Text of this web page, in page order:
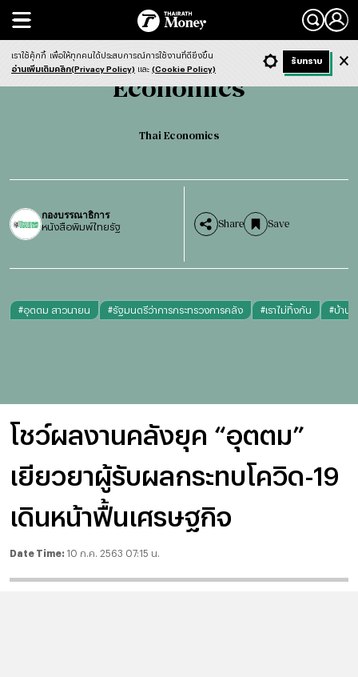
Search
Economics Thai Economics
Economics
Thai Economics
กองบรรณาธิการ
หนังสือพิมพ์ไทยรัฐ Share Save
#อุตตม สาวนายน #รัฐมนตรีว่าการกระทรวงการคลัง #เราไม่ทิ้งกัน #บ้าน
โชว์ผลงานคลังยุค “อุตตม”
เยียวยาผู้รับผลกระทบโควิด-19
เดินหน้าฟื้นเศรษฐกิจ
Date Time: 10 ก.ค. 2563 07:15 น.
- ก + ก Dark ฟังข่าว
เราใช้คุ้กกี้ เพื่อให้ทุกคนได้ประสบการณ์การใช้งานที่ดียิ่งขึ้น
อ่านเพิ่มเติมคลิก(Privacy Policy) และ (Cookie Policy)
รับทราบ